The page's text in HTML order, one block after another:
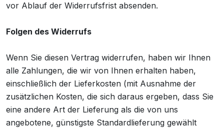
vor Ablauf der Widerrufsfrist absenden.
Folgen des Widerrufs
Wenn Sie diesen Vertrag widerrufen, haben wir Ihnen
alle Zahlungen, die wir von Ihnen erhalten haben,
einschließlich der Lieferkosten (mit Ausnahme der
zusätzlichen Kosten, die sich daraus ergeben, dass Sie
eine andere Art der Lieferung als die von uns
angebotene, günstigste Standardlieferung gewählt